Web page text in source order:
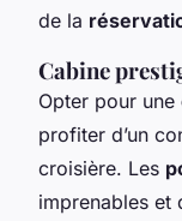
de la
Cabine
Opter pour une
profiter d’un
croisière. Les
imprenables et